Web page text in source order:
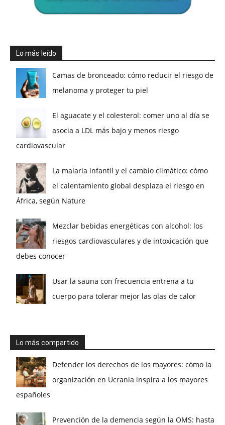
Lo más leído
Camas de bronceado: cómo reducir el riesgo de
melanoma y proteger tu piel
El aguacate y el colesterol: comer uno al día se
asocia a LDL más bajo y menos riesgo
cardiovascular
La malaria infantil y el cambio climático: cómo
el calentamiento global desplaza el riesgo en
África, según Nature
Mezclar bebidas energéticas con alcohol: los
riesgos cardiovasculares y de intoxicación que
debes conocer
Usar la sauna con frecuencia entrena a tu
cuerpo para tolerar mejor las olas de calor
Lo más compartido
Defender los derechos de los mayores: cómo la
organización en Ucrania inspira a los mayores
españoles
Prevención de la demencia según la OMS: hasta